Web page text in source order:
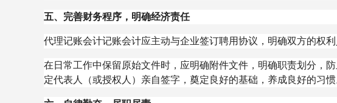
五、完善财务程序，明确经济责任
代理记账会计记账会计应主动与企业签订聘用协议，明确双方的权
在日常工作中保留原始文件时，应明确附件文件，明确职责划分，
定代表人（或授权人）亲自签字，奠定良好的基础，养成良好的习惯